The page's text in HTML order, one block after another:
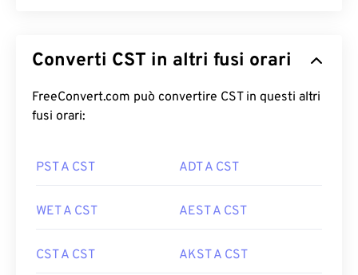
Converti CST in altri fusi orari
FreeConvert.com può convertire CST in questi altri
fusi orari:
PST A CST ADT A CST
WET A CST AEST A CST
CST A CST AKST A CST